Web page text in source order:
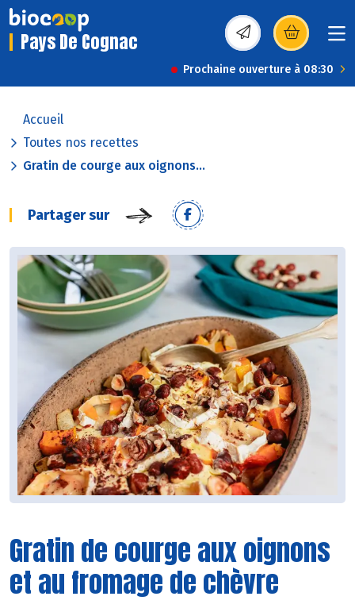
Pays De Cognac (s’ouvre dans une
Prochaine ouverture à 08:30
Accueil
Toutes nos recettes
Gratin de courge aux oignons...
Partager sur
Gratin de courge aux oignons
et au fromage de chèvre